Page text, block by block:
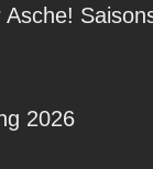
Asche!
2026